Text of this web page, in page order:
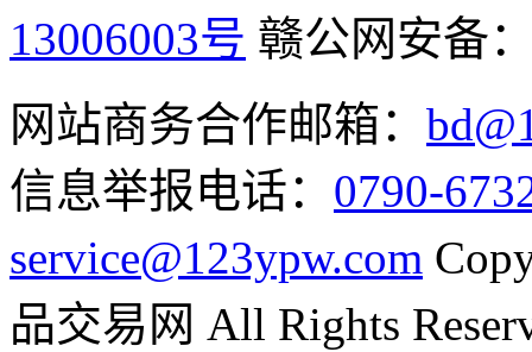
13006003号 赣公网安备
网站商务合作邮箱：
信息举报电话： 0790-
service@123ypw.com
品交易网 All Rights